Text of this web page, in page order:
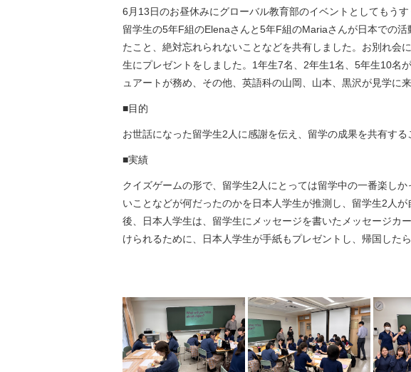
6月13日のお昼休みにグローバル教育部のイベントとしてもう
留学生の5年F組のElenaさんと5年F組のMariaさんが日本での
たこと、絶対忘れられないことなどを共有しました。お別れ会
生にプレゼントをしました。1年生7名、2年生1名、5年生10名
ュアートが務め、その他、英語科の山岡、山本、黒沢が見学に来
■目的
お世話になった留学生2人に感謝を伝え、留学の成果を共有する
■実績
クイズゲームの形で、留学生2人にとっては留学中の一番楽し
いことなどが何だったのかを日本人学生が推測し、留学生2人
後、日本人学生は、留学生にメッセージを書いたメッセージカ
けられるために、日本人学生が手紙もプレゼントし、帰国した